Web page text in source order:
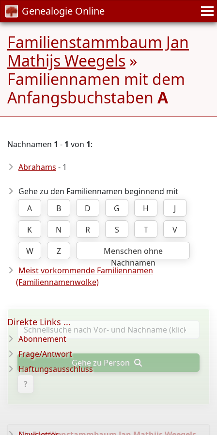
Genealogie Online
Familienstammbaum Jan
Mathijs Weegels »
Familiennamen mit dem
Anfangsbuchstaben A
Nachnamen 1 - 1 von 1:
Abrahams - 1
Gehe zu den Familiennamen beginnend mit
A
B D G H
J
K
N R S T
V
W
Z
Menschen ohne
Nachnamen
Meist vorkommende Familiennamen
(Familiennamenwolke)
Gehe zu Person
?
Direkte Links ...
Abonnement
Frage/Antwort
Haftungsausschluss